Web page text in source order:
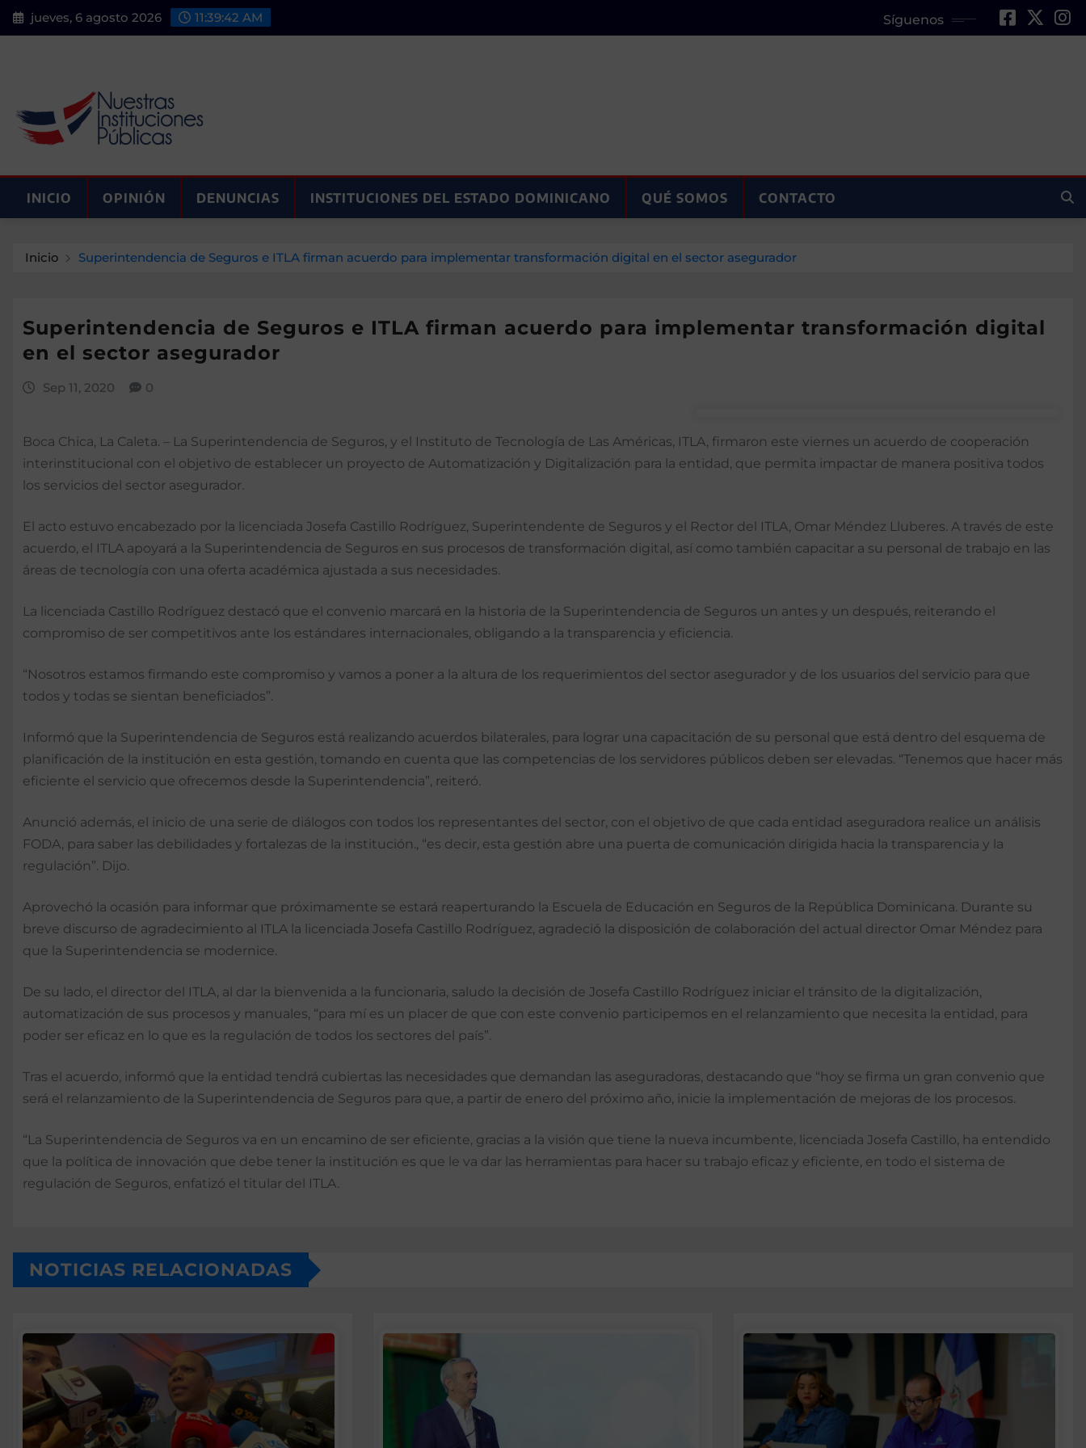
Saltar
al
jueves, 6 agosto 2026 11:39:43 AM Síguenos
INICIO OPINIÓN DENUNCIAS INSTITUCIONES DEL ESTADO DOMINICANO QUÉ SOMOS CONTACTO
Inicio Superintendencia de Seguros e ITLA firman acuerdo para implementar transformación digital en el sector asegurador
Superintendencia de Seguros e ITLA firman acuerdo para implementar transformación digital
en el sector asegurador
Sep 11, 2020 0
Boca Chica, La Caleta. – La Superintendencia de Seguros, y el Instituto de Tecnología de Las Américas, ITLA, firmaron este viernes un acuerdo de cooperación
interinstitucional con el objetivo de establecer un proyecto de Automatización y Digitalización para la entidad, que permita impactar de manera positiva todos
los servicios del sector asegurador.
El acto estuvo encabezado por la licenciada Josefa Castillo Rodríguez, Superintendente de Seguros y el Rector del ITLA, Omar Méndez Lluberes. A través de este
acuerdo, el ITLA apoyará a la Superintendencia de Seguros en sus procesos de transformación digital, así como también capacitar a su personal de trabajo en las
áreas de tecnología con una oferta académica ajustada a sus necesidades.
La licenciada Castillo Rodríguez destacó que el convenio marcará en la historia de la Superintendencia de Seguros un antes y un después, reiterando el
compromiso de ser competitivos ante los estándares internacionales, obligando a la transparencia y eficiencia.
“Nosotros estamos firmando este compromiso y vamos a poner a la altura de los requerimientos del sector asegurador y de los usuarios del servicio para que
todos y todas se sientan beneficiados”.
Informó que la Superintendencia de Seguros está realizando acuerdos bilaterales, para lograr una capacitación de su personal que está dentro del esquema de
planificación de la institución en esta gestión, tomando en cuenta que las competencias de los servidores públicos deben ser elevadas. “Tenemos que hacer más
eficiente el servicio que ofrecemos desde la Superintendencia”, reiteró.
Anunció además, el inicio de una serie de diálogos con todos los representantes del sector, con el objetivo de que cada entidad aseguradora realice un análisis
FODA, para saber las debilidades y fortalezas de la institución., “es decir, esta gestión abre una puerta de comunicación dirigida hacia la transparencia y la
regulación”. Dijo.
Aprovechó la ocasión para informar que próximamente se estará reaperturando la Escuela de Educación en Seguros de la República Dominicana. Durante su
breve discurso de agradecimiento al ITLA la licenciada Josefa Castillo Rodríguez, agradeció la disposición de colaboración del actual director Omar Méndez para
que la Superintendencia se modernice.
De su lado, el director del ITLA, al dar la bienvenida a la funcionaria, saludo la decisión de Josefa Castillo Rodríguez iniciar el tránsito de la digitalización,
automatización de sus procesos y manuales, “para mí es un placer de que con este convenio participemos en el relanzamiento que necesita la entidad, para
poder ser eficaz en lo que es la regulación de todos los sectores del país”.
Tras el acuerdo, informó que la entidad tendrá cubiertas las necesidades que demandan las aseguradoras, destacando que “hoy se firma un gran convenio que
será el relanzamiento de la Superintendencia de Seguros para que, a partir de enero del próximo año, inicie la implementación de mejoras de los procesos.
“La Superintendencia de Seguros va en un encamino de ser eficiente, gracias a la visión que tiene la nueva incumbente, licenciada Josefa Castillo, ha entendido
que la política de innovación que debe tener la institución es que le va dar las herramientas para hacer su trabajo eficaz y eficiente, en todo el sistema de
regulación de Seguros, enfatizó el titular del ITLA.
NOTICIAS RELACIONADAS